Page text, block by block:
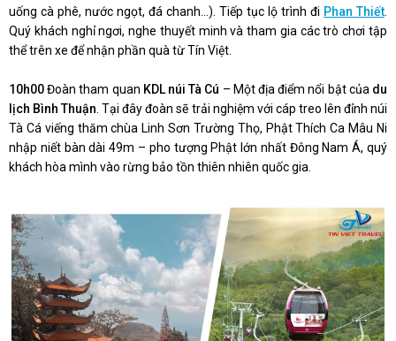
uống cà phê, nước ngọt, đá chanh…). Tiếp tục lộ trình đi Phan Thiết
Quý khách nghỉ ngơi, nghe thuyết minh và tham gia các trò chơi tập
thể trên xe để nhận phần quà từ Tín Việt.
10h00Đoàn tham quan KDL núi Tà Cú – Một địa điểm nổi bật của du
lịch Bình Thuận . Tại đây đoàn sẽ trải nghiệm với cáp treo lên đỉnh núi
Tà Cá viếng thăm chùa Linh Sơn Trường Thọ, Phật Thích Ca Mâu Ni
nhập niết bàn dài 49m – pho tượng Phật lớn nhất Đông Nam Á, quý
khách hòa mình vào rừng bảo tồn thiên nhiên quốc gia.